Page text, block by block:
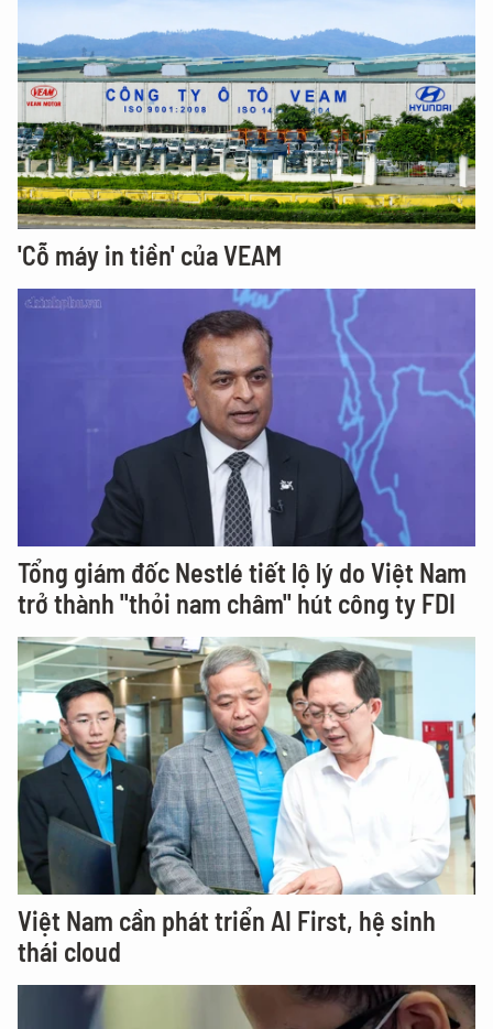
'Cỗ máy in tiền' của VEAM
Tổng giám đốc Nestlé tiết lộ lý do Việt Nam
trở thành "thỏi nam châm" hút công ty FDI
Việt Nam cần phát triển AI First, hệ sinh
thái cloud